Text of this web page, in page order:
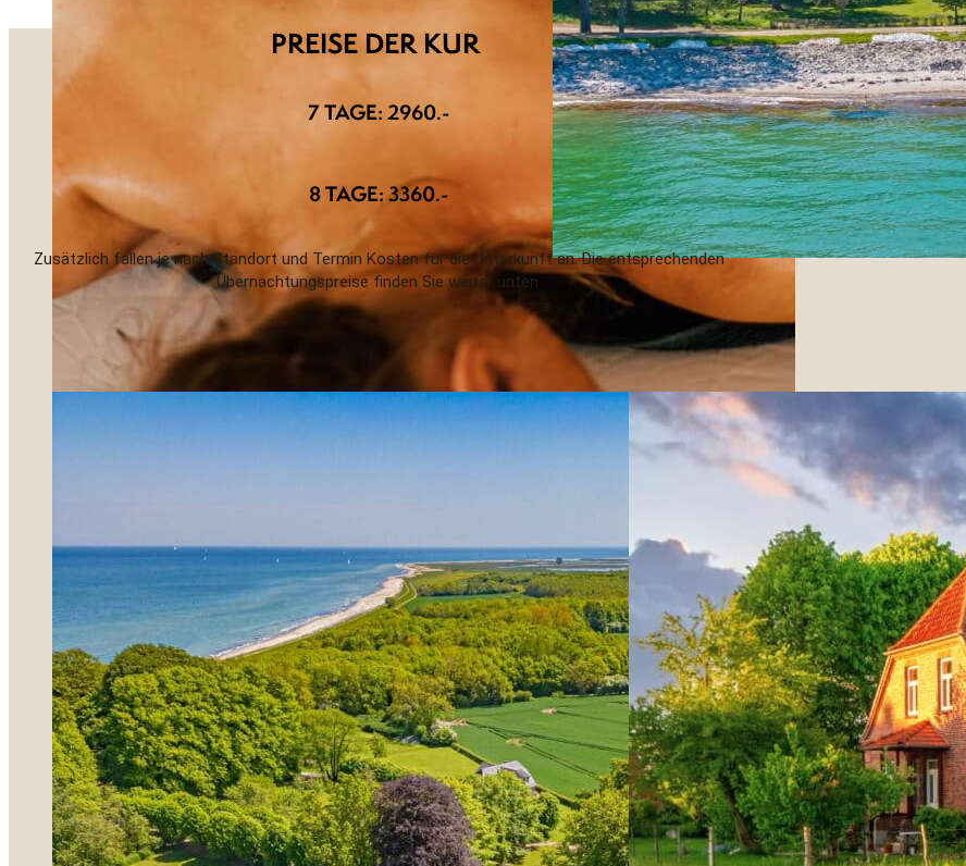
PREISE DER KUR
7 TAGE: 2960.-
8 TAGE: 3360.-
Zusätzlich fallen je nach Standort und Termin Kosten für die Unterkunft an. Die entsprechenden
Übernachtungspreise finden Sie weiter unten.